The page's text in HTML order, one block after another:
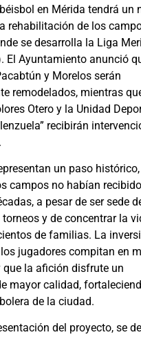
en Mérida tendrá un
rehabilitación de los
se desarrolla la Liga
El Ayuntamiento anunció
y Morelos serán
remodelados, mientras
Otero y la Unidad
recibirán
un paso
campos no habían recibido
a pesar de ser sede
y de concentrar la
de familias. La
jugadores compitan en
que la afición disfrute un
mayor calidad,
de la ciudad.
del proyecto, se